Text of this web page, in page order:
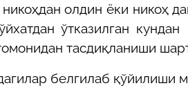
олдин ёки никоҳ
ўтказилган
тасдиқланиши
белгилаб қўйилиши